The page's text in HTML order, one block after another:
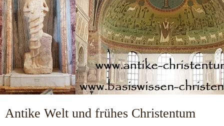
Antike Welt und frühes Christentum